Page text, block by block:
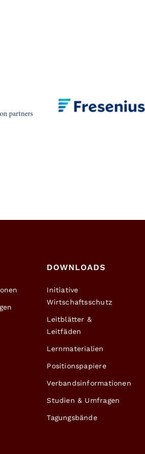
Fördermitglied:
Carl Zeiss
DOWNLOADS
Initiative
Wirtschaftsschutz
Leitblätter &
Leitfäden
Lernmaterialien
Positionspapiere
Verbandsinformationen
Studien & Umfragen
Tagungsbände